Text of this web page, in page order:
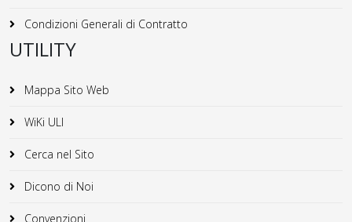
Condizioni Generali di Contratto
UTILITY
Mappa Sito Web
WiKi ULI
Cerca nel Sito
Dicono di Noi
Convenzioni